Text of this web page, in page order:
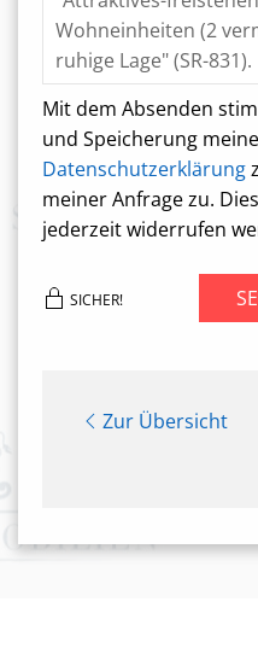
Mit dem Absenden
und Speicherung
Datenschutzerklärung
meiner Anfrage zu.
jederzeit widerrufen
SICHER!
Zur Übersicht